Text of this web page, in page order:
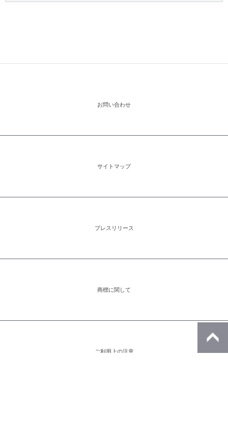
お問い合わせ
サイトマップ
プレスリリース
商標に関して
ご利用上の注意